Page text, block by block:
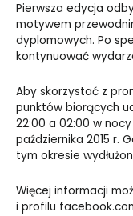
Pierwsza edycja
motywem
dyplomowych. Po
kontynuować
Aby skorzystać z
punktów biorących
22:00 a 02:00 w
października 2015 r.
tym okresie
Więcej informacji
i profilu